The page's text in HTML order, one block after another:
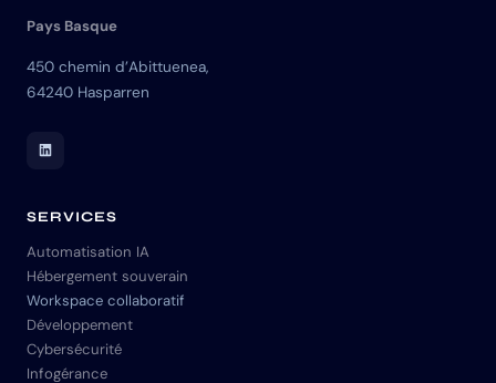
Pays Basque
450 chemin d’Abittuenea,
64240 Hasparren
LinkedIn Skuria
SERVICES
Automatisation IA
Hébergement souverain
Workspace collaboratif
Développement
Cybersécurité
Infogérance